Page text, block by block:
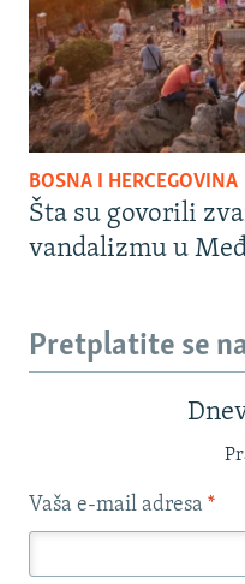
BOSNA I HERCEGOVINA
Šta su govorili
vandalizmu u
Pretplatite se
Vaša e-mail adresa *